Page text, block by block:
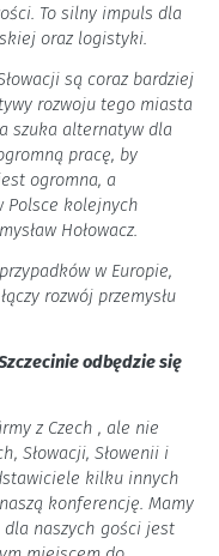
To silny impuls dla
oraz logistyki.
są coraz bardziej
rozwoju tego miasta
szuka alternatyw dla
pracę, by
ogromna, a
Polsce kolejnych
Hołowacz.
w Europie,
rozwój przemysłu
odbędzie się
z Czech , ale nie
Słowacji, Słowenii i
kilku innych
konferencję. Mamy
naszych gości jest